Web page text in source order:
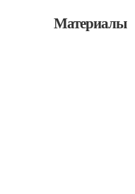
Материалы